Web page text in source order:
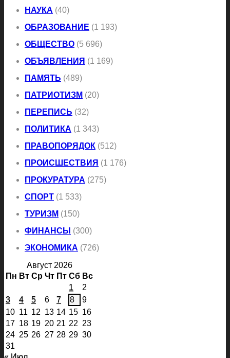
НАУКА (40)
ОБРАЗОВАНИЕ (1 193)
ОБЩЕСТВО (5 696)
ОБЪЯВЛЕНИЯ (1 169)
ПАМЯТЬ (489)
ПАТРИОТИЗМ (20)
ПЕРЕПИСЬ (32)
ПОЛИТИКА (1 343)
ПРАВОПОРЯДОК (512)
ПРОИСШЕСТВИЯ (1 176)
ПРОКУРАТУРА (275)
СПОРТ (1 533)
ТУРИЗМ (150)
ФИНАНСЫ (300)
ЭКОНОМИКА (726)
Август 2026
Пн Вт Ср Чт Пт Сб Вс
1
2
3
4 5 6 7 8
9
10 11 12 13 14 15 16
17 18 19 20 21 22 23
24 25 26 27 28 29 30
31